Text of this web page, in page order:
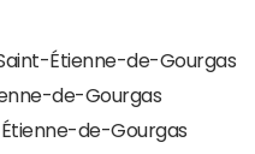
Étienne-de-Gourgas
de-Gourgas
de-Gourgas